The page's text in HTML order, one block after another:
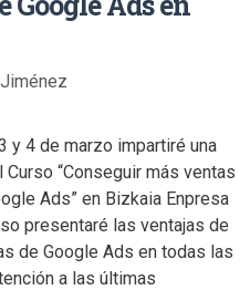
y 4 de marzo impartiré una
“Conseguir más ventas
Ads” en Bizkaia Enpresa
presentaré las ventajas de
de Google Ads en todas las
a las últimas